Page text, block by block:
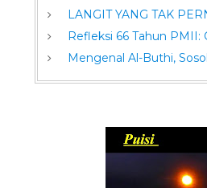
LANGIT YANG TAK
Refleksi 66 Tahun PMII:
Mengenal Al-Buthi,